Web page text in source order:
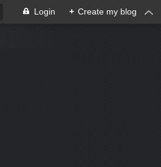
Login + Create my blog